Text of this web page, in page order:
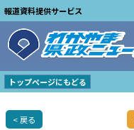
報道資料提供サービス
トップページにもどる
< 戻る